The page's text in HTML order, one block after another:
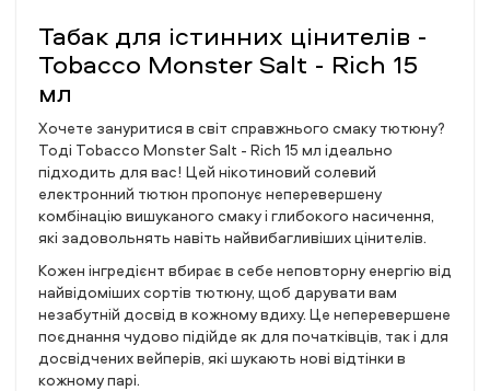
Табак для істинних цінителів -
Tobacco Monster Salt - Rich 15
мл
Хочете зануритися в світ справжнього смаку тютюну?
Тоді Tobacco Monster Salt - Rich 15 мл ідеально
підходить для вас! Цей нікотиновий солевий
електронний тютюн пропонує неперевершену
комбінацію вишуканого смаку і глибокого насичення,
які задовольнять навіть найвибагливіших цінителів.
Кожен інгредієнт вбирає в себе неповторну енергію від
найвідоміших сортів тютюну, щоб дарувати вам
незабутній досвід в кожному вдиху. Це неперевершене
поєднання чудово підійде як для початківців, так і для
досвідчених вейперів, які шукають нові відтінки в
кожному парі.